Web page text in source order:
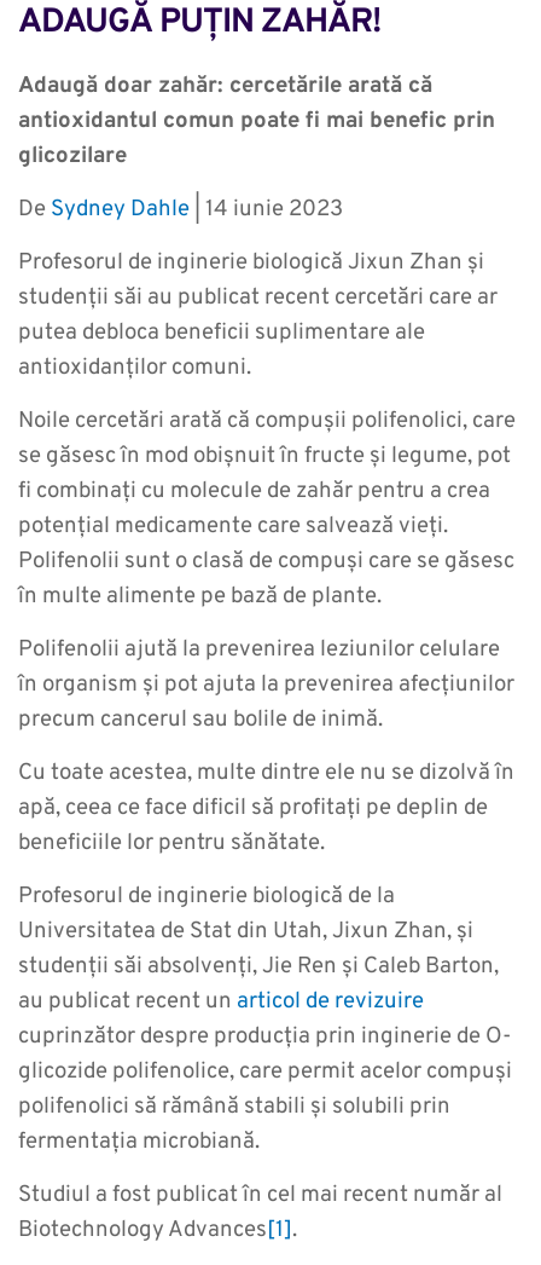
ADAUGĂ PUȚIN ZAHĂR!
Adaugă doar zahăr: cercetările arată că
antioxidantul comun poate fi mai benefic prin
glicozilare
De Sydney Dahle | 14 iunie 2023
Profesorul de inginerie biologică Jixun Zhan și
studenții săi au publicat recent cercetări care ar
putea debloca beneficii suplimentare ale
antioxidanților comuni.
Noile cercetări arată că compușii polifenolici, care
se găsesc în mod obișnuit în fructe și legume, pot
fi combinați cu molecule de zahăr pentru a crea
potențial medicamente care salvează vieți.
Polifenolii sunt o clasă de compuși care se găsesc
în multe alimente pe bază de plante.
Polifenolii ajută la prevenirea leziunilor celulare
în organism și pot ajuta la prevenirea afecțiunilor
precum cancerul sau bolile de inimă.
Cu toate acestea, multe dintre ele nu se dizolvă în
apă, ceea ce face dificil să profitați pe deplin de
beneficiile lor pentru sănătate.
Profesorul de inginerie biologică de la
Universitatea de Stat din Utah, Jixun Zhan, și
studenții săi absolvenți, Jie Ren și Caleb Barton,
au publicat recent un articol de revizuire
cuprinzător despre producția prin inginerie de O-
glicozide polifenolice, care permit acelor compuși
polifenolici să rămână stabili și solubili prin
fermentația microbiană.
Studiul a fost publicat în cel mai recent număr al
Biotechnology Advances[1].